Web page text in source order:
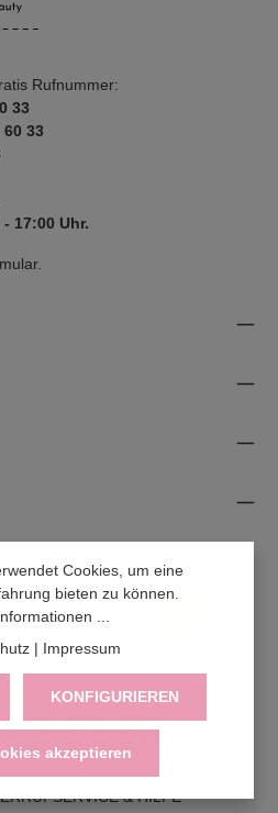
Rufnummer:
33
60 33
17:00 Uhr.
.
SERVICE & HILFE
Cookies, um eine
bieten zu können.
...
| Impressum
KONFIGURIEREN
akzeptieren